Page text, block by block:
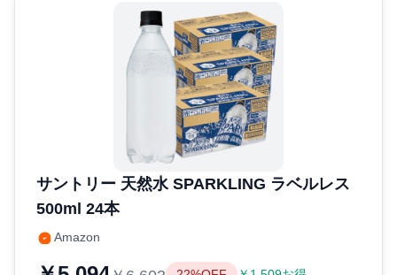
サントリー 天然水 SPARKLING ラベルレス
500ml 24本
Amazon